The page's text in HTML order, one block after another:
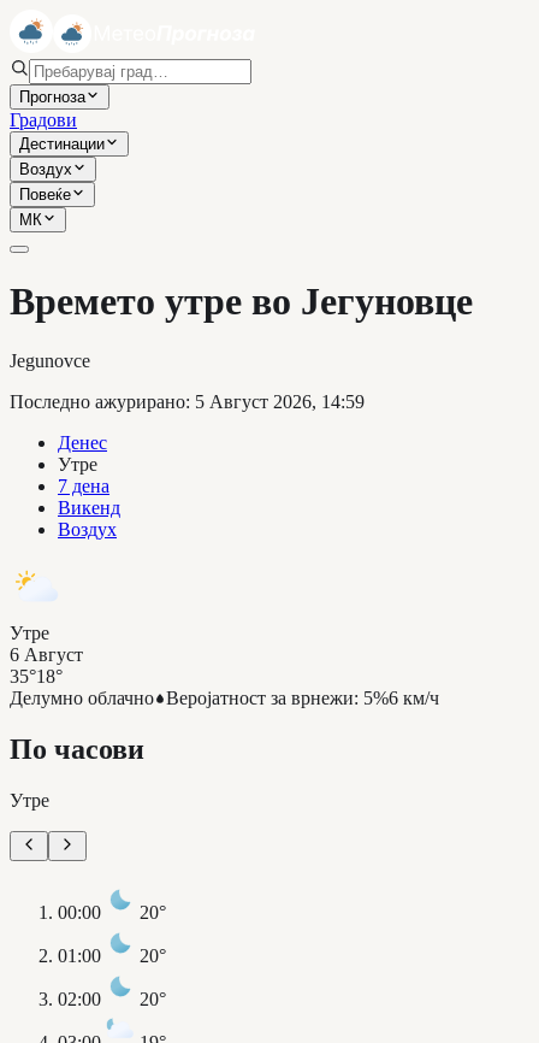
Прогноза
Градови
Дестинации
Воздух
Повеќе
МК
Времето утре во Јегуновце
Jegunovce
Последно ажурирано: 5 Август 2026, 14:59
Денес
Утре
7 дена
Викенд
Воздух
Утре
6 Август
35°18°
Делумно облачно Веројатност за врнежи: 5%6 км/ч
По часови
Утре
00:00 20°
01:00 20°
02:00 20°